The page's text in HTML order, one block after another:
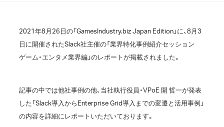
2021年8月26日の「GamesIndustry.biz Japan Edition」に、8月3
日に開催されたSlack社主催の「業界特化事例紹介セッション
ゲーム・エンタメ業界編」のレポートが掲載されました。
記事の中では他社事例の他、当社執行役員・VPoE 開 哲一が発表
した「Slack導入からEnterprise Grid導入までの変遷と活用事例」
の内容を詳細にレポートいただいております。